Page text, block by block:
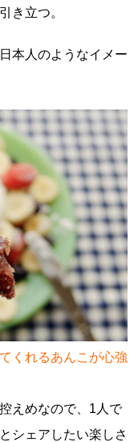
き立つ。
本人のようなイメー
くれるあんこが心強
えめなので、1人で
シェアしたい楽しさ